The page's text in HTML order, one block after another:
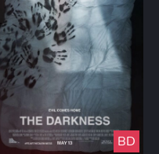
BD